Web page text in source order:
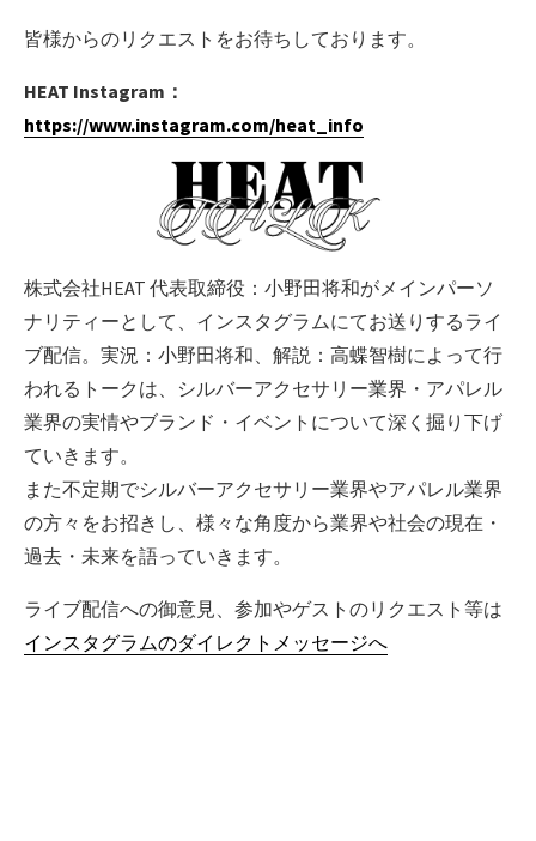
皆様からのリクエストをお待ちしております。
HEAT Instagram：
https://www.instagram.com/heat_info
株式会社HEAT 代表取締役：小野田将和がメインパーソ
ナリティーとして、インスタグラムにてお送りするライ
ブ配信。実況：小野田将和、解説：高蝶智樹によって行
われるトークは、シルバーアクセサリー業界・アパレル
業界の実情やブランド・イベントについて深く掘り下げ
ていきます。
また不定期でシルバーアクセサリー業界やアパレル業界
の方々をお招きし、様々な角度から業界や社会の現在・
過去・未来を語っていきます。
ライブ配信への御意見、参加やゲストのリクエスト等は
インスタグラムのダイレクトメッセージへ